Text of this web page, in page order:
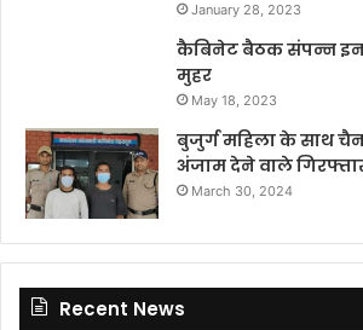
January 28, 2023
कैबिनेट बैठक संपन्न इन
मुहर
May 18, 2023
बुजुर्ग महिला के साथ
अंजाम देने वाले
March 30, 2024
Recent News